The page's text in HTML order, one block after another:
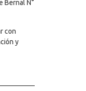
Bernal N°
con
y